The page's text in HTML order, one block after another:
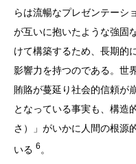
らは流暢なプレゼンテーシ
が互いに抱いたような強固
けて構築するため、長期的
影響力を持つのである。世
賄賂が蔓延り社会的信頼が
となっている事実も、構造
さ）」がいかに人間の根源
いる 6 。